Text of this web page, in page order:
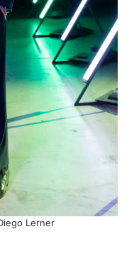
Lerner